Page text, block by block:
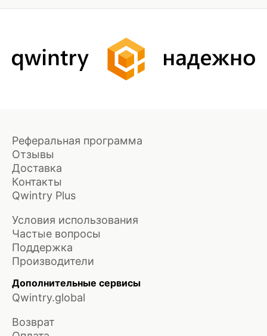
Реферальная программа
Отзывы
Доставка
Контакты
Qwintry Plus
Условия использования
Частые вопросы
Поддержка
Производители
Дополнительные сервисы
Qwintry.global
Возврат